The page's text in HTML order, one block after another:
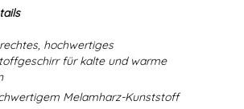
hochwertiges
für kalte und warme
Melamharz-Kunststoff